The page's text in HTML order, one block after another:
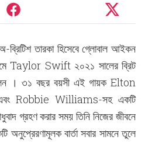
তারকা হিসেবে গ্লোবাল আইকন
Taylor Swift ২০২১ সালের ব্রিট
। ৩১ বছর বয়সী এই গায়ক Elton
Robbie Williams-সহ একটি
গ্রহণ করার সময় তিনি নিজের জীবনে
অনুপ্রেরণামূলক বার্তা সবার সামনে তুলে